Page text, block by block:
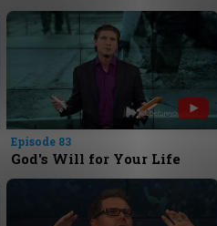
Episode 83
God's Will for Your Life